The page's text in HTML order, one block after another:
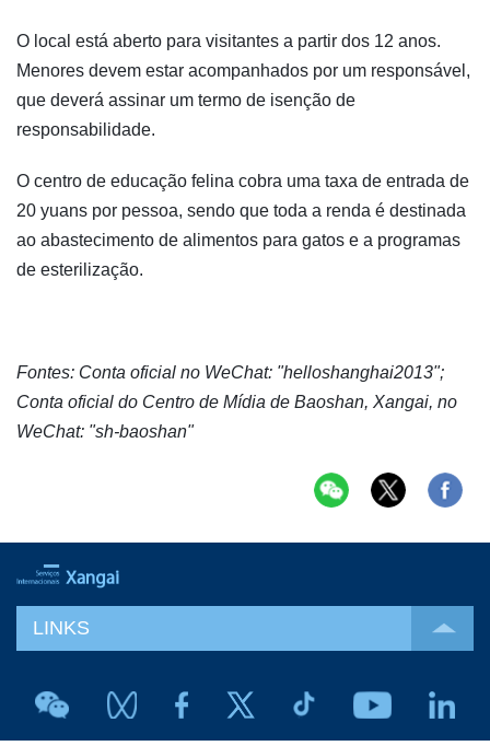
O local está aberto para visitantes a partir dos 12 anos.
Menores devem estar acompanhados por um responsável,
que deverá assinar um termo de isenção de
responsabilidade.
O centro de educação felina cobra uma taxa de entrada de
20 yuans por pessoa, sendo que toda a renda é destinada
ao abastecimento de alimentos para gatos e a programas
de esterilização.
Fontes: Conta oficial no WeChat: "helloshanghai2013";
Conta oficial do Centro de Mídia de Baoshan, Xangai, no
WeChat: "sh-baoshan"
LINKS